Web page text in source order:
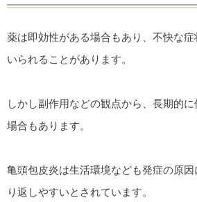
薬は即効性がある場合もあり、不快な
いられることがあります。
しかし副作用などの観点から、長期的
場合もあります。
亀頭包皮炎は生活環境なども発症の原
り返しやすいとされています。